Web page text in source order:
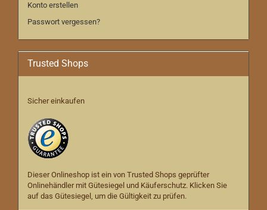
Konto erstellen
Passwort vergessen?
Trusted Shops
Sicher einkaufen
Dieser Onlineshop ist ein von Trusted Shops geprüfter
Onlinehändler mit Gütesiegel und Käuferschutz. Klicken Sie
auf das Gütesiegel, um die Gültigkeit zu prüfen.